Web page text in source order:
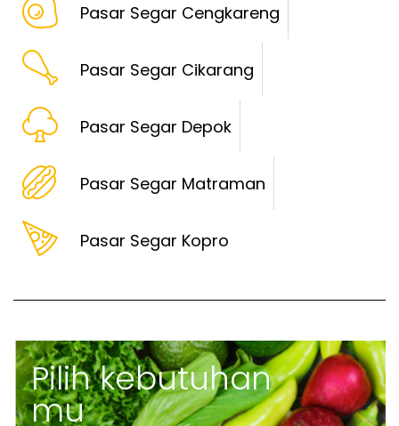
Pasar Segar Cengkareng
Pasar Segar Cikarang
Pasar Segar Depok
Pasar Segar Matraman
Pasar Segar Kopro
Pilih kebutuhan
mu